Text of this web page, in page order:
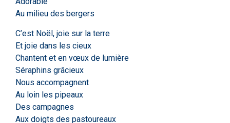
Au milieu des bergers
C’est Noël, joie sur la terre
Et joie dans les cieux
Chantent et en vœux de lumière
Séraphins grâcieux
Nous accompagnent
Au loin les pipeaux
Des campagnes
Aux doigts des pastoureaux